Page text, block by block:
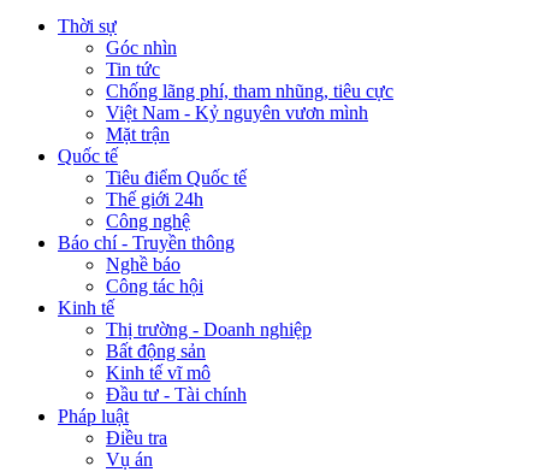
Thời sự
Góc nhìn
Tin tức
Chống lãng phí, tham nhũng, tiêu cực
Việt Nam - Kỷ nguyên vươn mình
Mặt trận
Quốc tế
Tiêu điểm Quốc tế
Thế giới 24h
Công nghệ
Báo chí - Truyền thông
Nghề báo
Công tác hội
Kinh tế
Thị trường - Doanh nghiệp
Bất động sản
Kinh tế vĩ mô
Đầu tư - Tài chính
Pháp luật
Điều tra
Vụ án